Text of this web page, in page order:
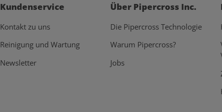
Kundenservice
Kontakt zu uns
Reinigung und Wartung
Newsletter
Über Pipercross Inc.
Die Pipercross Technologie
Warum Pipercross?
Jobs